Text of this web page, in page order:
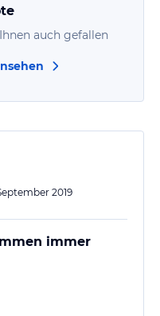
auch gefallen
2019
immer